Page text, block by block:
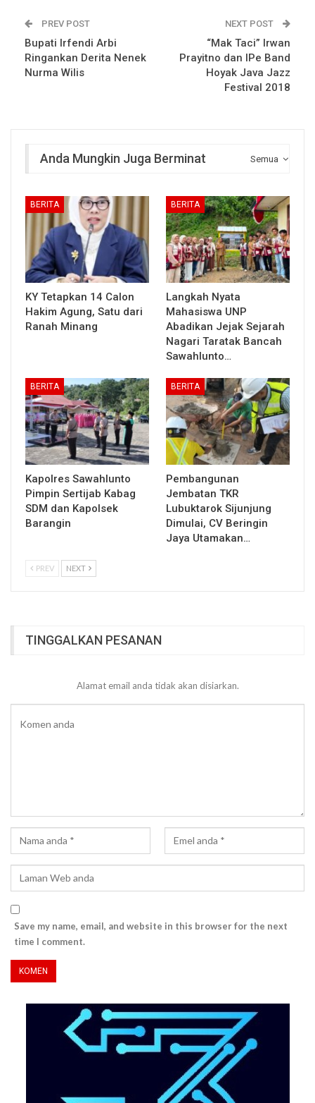
PREV POST
Bupati Irfendi Arbi
Ringankan Derita Nenek
Nurma Wilis
NEXT POST
“Mak Taci” Irwan
Prayitno dan IPe Band
Hoyak Java Jazz
Festival 2018
Semua
Anda Mungkin Juga Berminat
BERITA
KY Tetapkan 14 Calon
Hakim Agung, Satu dari
Ranah Minang
BERITA
Langkah Nyata
Mahasiswa UNP
Abadikan Jejak Sejarah
Nagari Taratak Bancah
Sawahlunto…
BERITA
Kapolres Sawahlunto
Pimpin Sertijab Kabag
SDM dan Kapolsek
Barangin
BERITA
Pembangunan
Jembatan TKR
Lubuktarok Sijunjung
Dimulai, CV Beringin
Jaya Utamakan…
PREV NEXT
TINGGALKAN PESANAN
Alamat email anda tidak akan disiarkan.
Save my name, email, and website in this browser for the next
time I comment.